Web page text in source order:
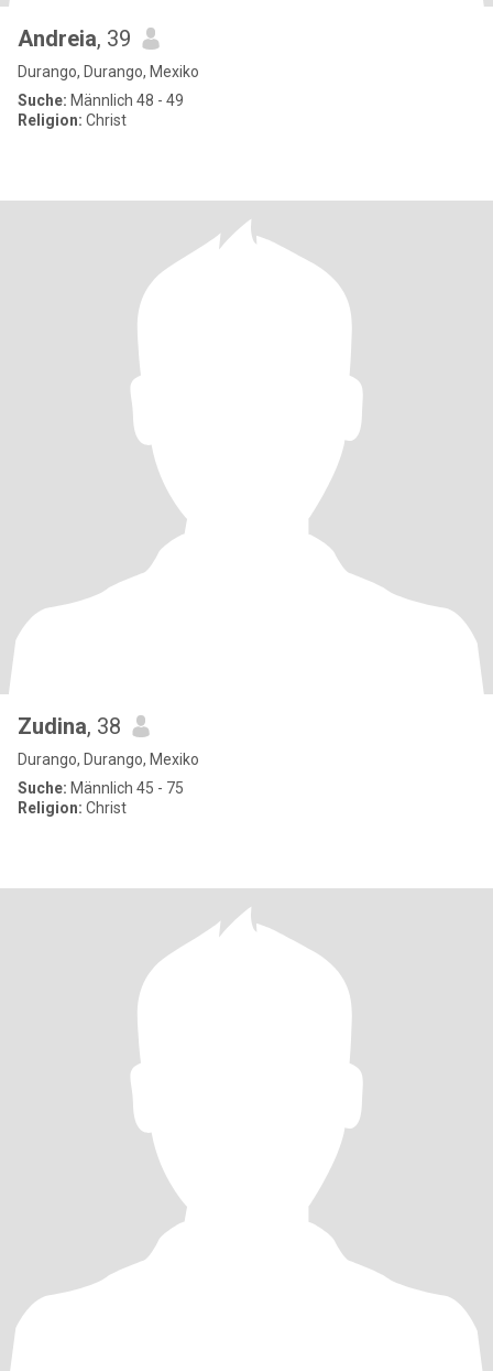
Andreia, 39
Durango, Durango, Mexiko
Suche: Männlich 48 - 49
Religion: Christ
Zudina, 38
Durango, Durango, Mexiko
Suche: Männlich 45 - 75
Religion: Christ